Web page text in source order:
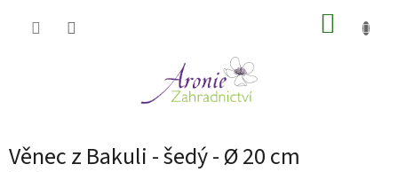
Věnec z Bakuli - šedý - Ø 20 cm